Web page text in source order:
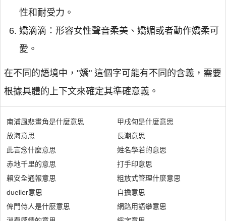
性和耐受力。
嬌滴滴：形容女性聲音柔美、嬌媚或者動作嬌柔可
愛。
在不同的語境中，"嬌" 這個字可能有不同的含義，需要
根據具體的上下文來確定其準確意義。
南浦風悲畫角是什麼意思
放海意思
此言念什麼意思
赤地千里的意思
賴安全通報意思
dueller意思
俾門侍人是什麼意思
甲戌旬是什麼意思
長潮意思
姓名學若的意思
打手印意思
粗放式管理什麼意思
自擔意思
網路用語攀意思